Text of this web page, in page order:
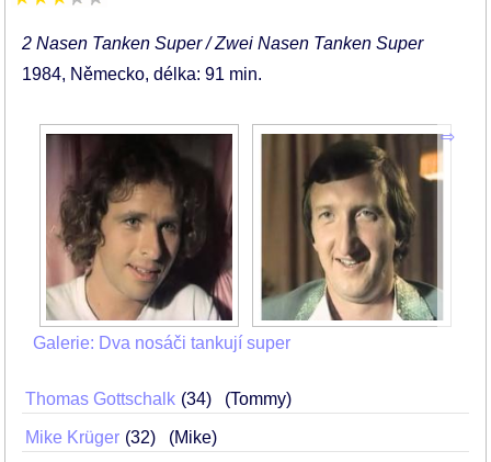
2 Nasen Tanken Super / Zwei Nasen Tanken Super
1984 Německo délka: 91 min
Galerie: Dva nosáči tankují super
Thomas Gottschalk 34 (Tommy)
Mike Krüger 32 (Mike)